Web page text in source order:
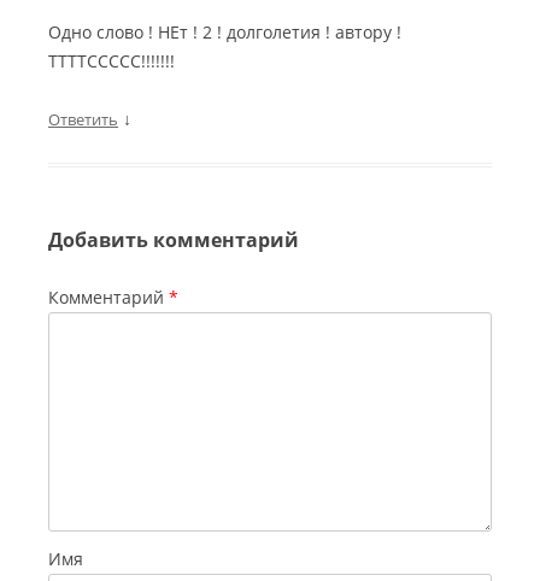
Одно слово ! НЕт ! 2 ! долголетия ! автору !
ТТТТССССС!!!!!!!
Ответить ↓
Добавить комментарий
Комментарий *
Имя